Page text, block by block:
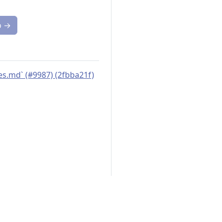
→
(#9987) (2fbba21f)